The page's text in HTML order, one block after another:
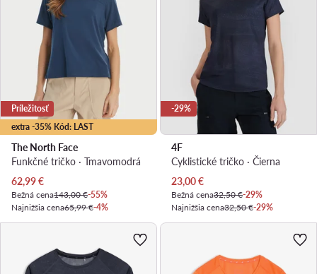
extra -35% Kód: LAST
Príležitosť
The North Face
Funkčné tričko · Tmavomodrá
Aktuálna cena
62,99€
Bežná cena143,00 €-55%
Najnižšia cena65,99 €-4%
-29%
4F
Cyklistické tričko · Čierna
Aktuálna cena
23,00€
Bežná cena32,50 €-29%
Najnižšia cena32,50 €-29%